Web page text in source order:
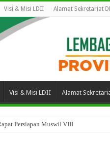
Visi & Misi LDII Alamat Sekretariat
Visi & Misi LDII Alamat
Persiapan Muswil VIII